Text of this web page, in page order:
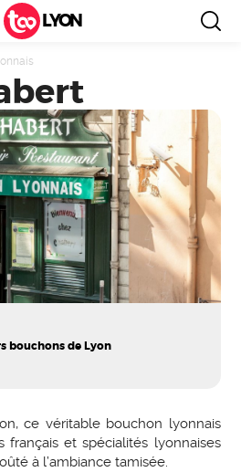
LYON
bouchons de Lyon
ce véritable bouchon lyonnais
français et spécialités lyonnaises
à l’ambiance tamisée.